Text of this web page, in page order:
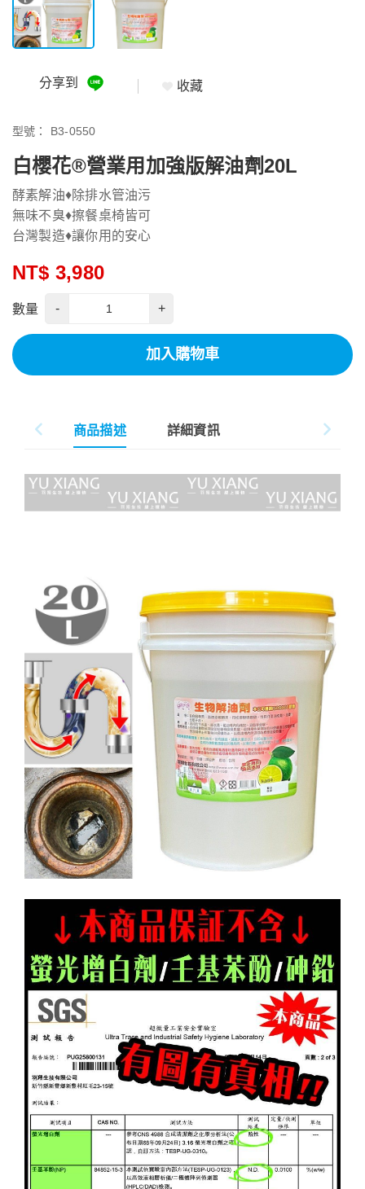
分享到 收藏
型號： B3-0550
白櫻花®營業用加強版解油劑20L
酵素解油♦除排水管油污
無味不臭♦擦餐桌椅皆可
台灣製造♦讓你用的安心
NT$ 3,980
數量 - +
加入購物車
商品描述 詳細資訊